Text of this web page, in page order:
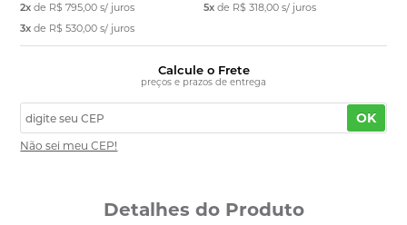
2xde R$ 795,00s/ juros
3xde R$ 530,00s/ juros
5x de R$ 318,00 s/ juros
Calcule o Frete
preços e prazos de entrega
OK
Não sei meu CEP!
Detalhes do Produto